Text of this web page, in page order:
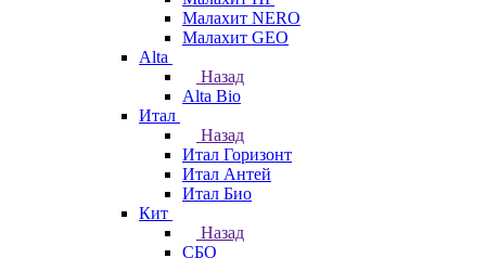
Малахит NERO
Малахит GEO
Alta
Назад
Alta Bio
Итал
Назад
Итал Горизонт
Итал Антей
Итал Био
Кит
Назад
СБО